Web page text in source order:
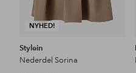
NYHED!
Stylein
Nederdel Sorina